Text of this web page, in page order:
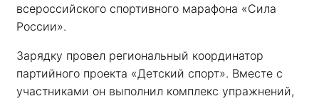
всероссийского спортивного марафона «Сила
России».
Зарядку провел региональный координатор
партийного проекта «Детский спорт». Вместе с
участниками он выполнил комплекс упражнений,